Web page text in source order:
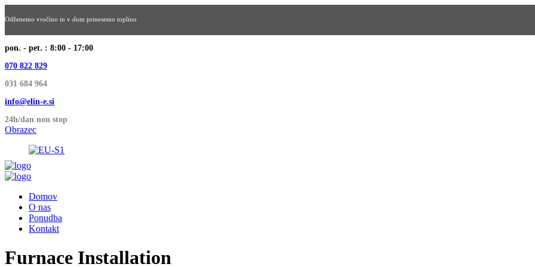
Odženemo vročino in v dom prinesemo toplino
pon. - pet. : 8:00 - 17:00
070 822 829
031 684 964
info@elin-e.si
24h/dan non stop
Obrazec
Domov
O nas
Ponudba
Kontakt
Furnace Installation